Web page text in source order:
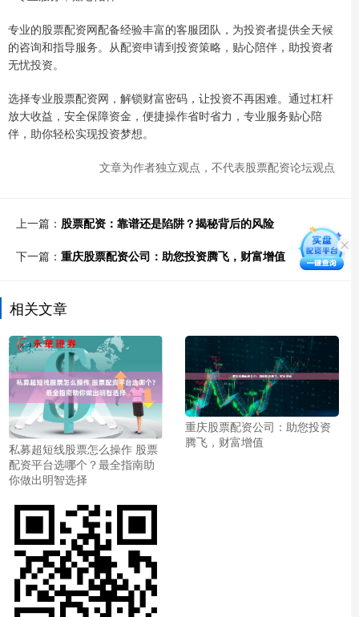
专业的股票配资网配备经验丰富的客服团队，为投资者提供全天候
的咨询和指导服务。从配资申请到投资策略，贴心陪伴，助投资者
无忧投资。
选择专业股票配资网，解锁财富密码，让投资不再困难。通过杠杆
放大收益，安全保障资金，便捷操作省时省力，专业服务贴心陪
伴，助你轻松实现投资梦想。
文章为作者独立观点，不代表股票配资论坛观点
上一篇： 股票配资：靠谱还是陷阱？揭秘背后的风险
下一篇： 重庆股票配资公司：助您投资腾飞，财富增值
相关文章
私募超短线股票怎么操作 股票
配资平台选哪个？最全指南助
你做出明智选择
重庆股票配资公司：助您投资
腾飞，财富增值